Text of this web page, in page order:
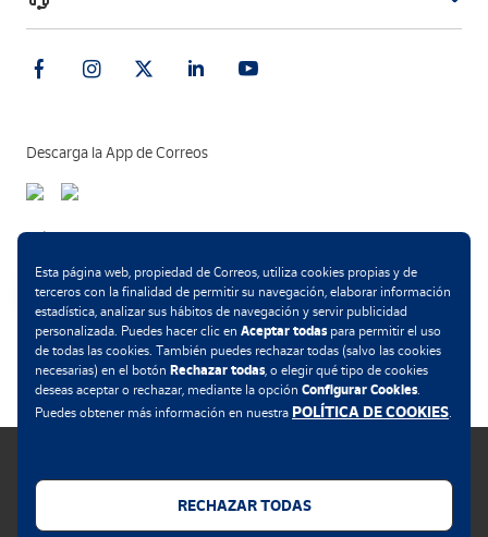
Descarga la App de Correos
Métodos de pago
Política de cookies
Esta página web, propiedad de Correos, utiliza cookies propias y de
terceros con la finalidad de permitir su navegación, elaborar información
estadística, analizar sus hábitos de navegación y servir publicidad
personalizada. Puedes hacer clic en Aceptar todaspara permitir el uso
de todas las cookies. También puedes rechazar todas (salvo las cookies
necesarias) en el botón Rechazar todas, o elegir qué tipo de cookies
deseas aceptar o rechazar, mediante la opción Configurar Cookies.
Puedes obtener más información en nuestra POLÍTICA DE COOKIES.
RECHAZAR TODAS